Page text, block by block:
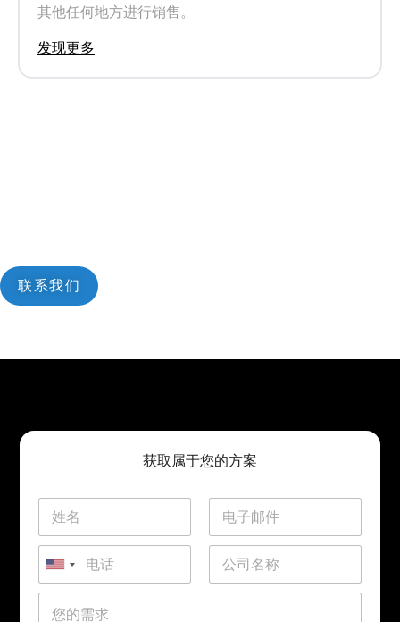
其他任何地方进行销售。
发现更多
联系我们
获取属于您的方案